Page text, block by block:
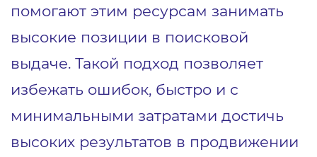
помогают этим ресурсам занимать
высокие позиции в поисковой
выдаче. Такой подход позволяет
избежать ошибок, быстро и с
минимальными затратами достичь
высоких результатов в продвижении